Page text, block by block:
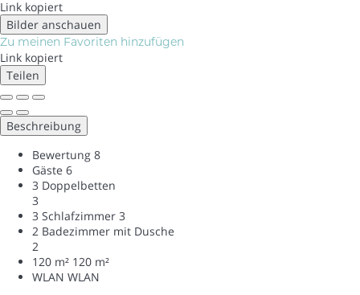
Link kopiert
Bilder anschauen
Zu meinen Favoriten hinzufügen
Link kopiert
Teilen
Beschreibung
Bewertung 8
Gäste 6
3 Doppelbetten
3
3 Schlafzimmer 3
2 Badezimmer mit Dusche
2
120 m² 120 m²
WLAN WLAN